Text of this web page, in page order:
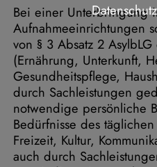
Bei einer Unterbringung
Aufnahmeeinrichtungen
von § 3 Absatz 2
(Ernährung, Unterkunft,
Gesundheitspflege,
durch Sachleistungen
notwendige persönliche
Bedürfnisse des
Freizeit, Kultur,
auch durch
Datenschutz